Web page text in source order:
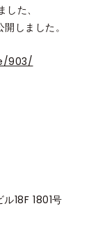
た、
しました。
903/
18F 1801号